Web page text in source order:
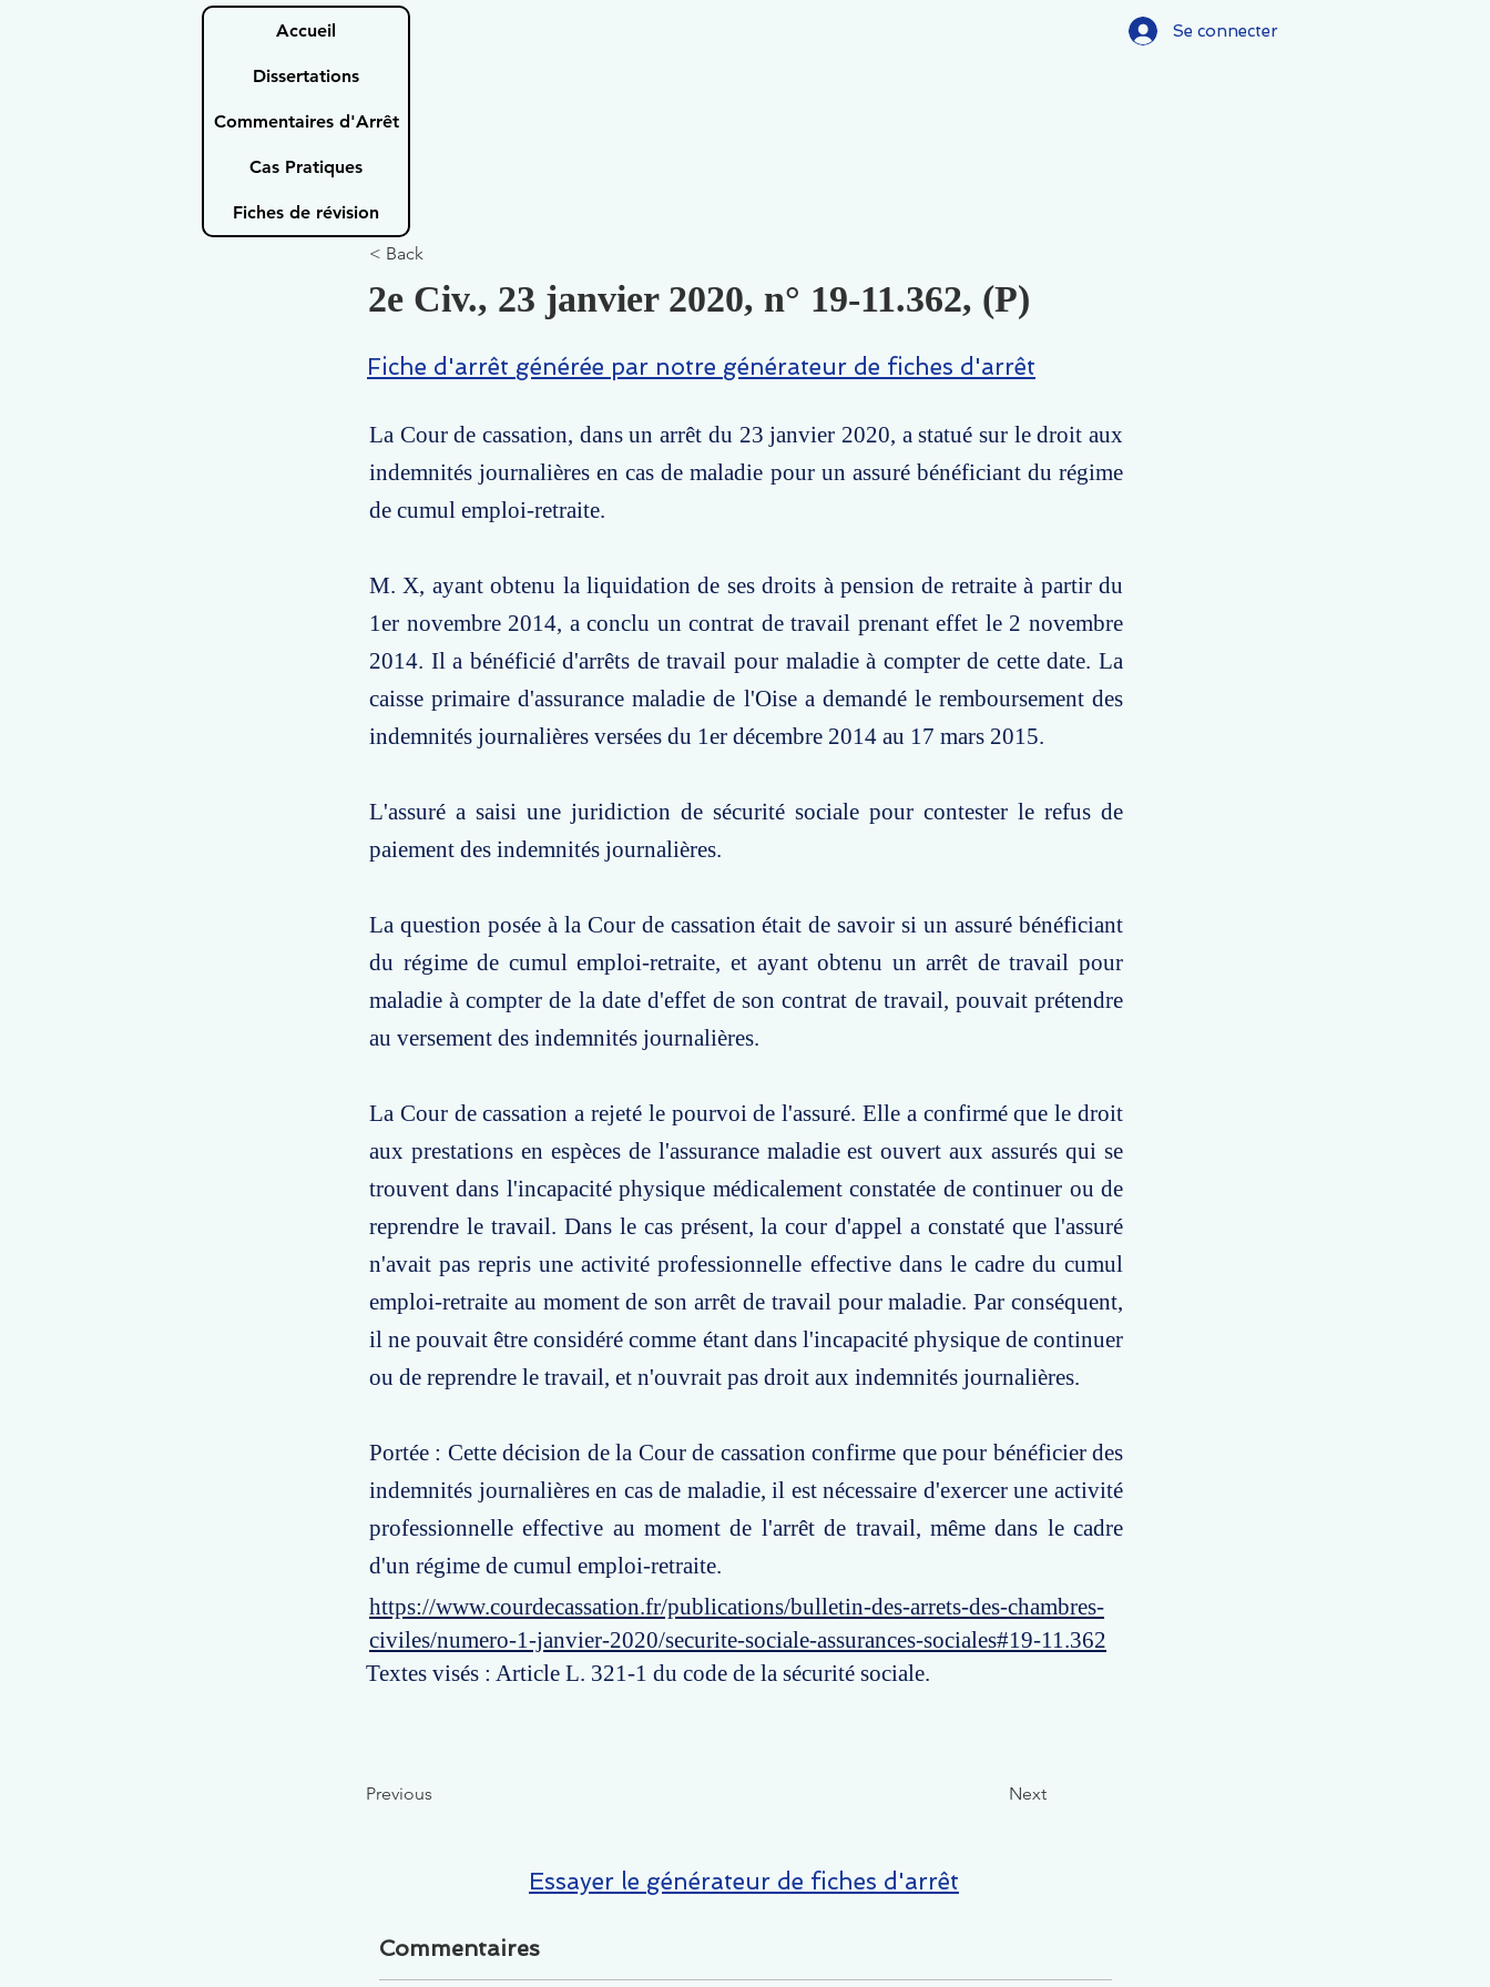
Accueil
Dissertations
Commentaires d'Arrêt
Cas Pratiques
Fiches de révision
Se connecter
< Back
2e Civ., 23 janvier 2020, n° 19-11.362, (P)
Fiche d'arrêt générée par notre générateur de fiches d'arrêt
La Cour de cassation, dans un arrêt du 23 janvier 2020, a statué sur le droit aux
indemnités journalières en cas de maladie pour un assuré bénéficiant du régime
de cumul emploi-retraite.
M. X, ayant obtenu la liquidation de ses droits à pension de retraite à partir du
1er novembre 2014, a conclu un contrat de travail prenant effet le 2 novembre
2014. Il a bénéficié d'arrêts de travail pour maladie à compter de cette date. La
caisse primaire d'assurance maladie de l'Oise a demandé le remboursement des
indemnités journalières versées du 1er décembre 2014 au 17 mars 2015.
L'assuré a saisi une juridiction de sécurité sociale pour contester le refus de
paiement des indemnités journalières.
La question posée à la Cour de cassation était de savoir si un assuré bénéficiant
du régime de cumul emploi-retraite, et ayant obtenu un arrêt de travail pour
maladie à compter de la date d'effet de son contrat de travail, pouvait prétendre
au versement des indemnités journalières.
La Cour de cassation a rejeté le pourvoi de l'assuré. Elle a confirmé que le droit
aux prestations en espèces de l'assurance maladie est ouvert aux assurés qui se
trouvent dans l'incapacité physique médicalement constatée de continuer ou de
reprendre le travail. Dans le cas présent, la cour d'appel a constaté que l'assuré
n'avait pas repris une activité professionnelle effective dans le cadre du cumul
emploi-retraite au moment de son arrêt de travail pour maladie. Par conséquent,
il ne pouvait être considéré comme étant dans l'incapacité physique de continuer
ou de reprendre le travail, et n'ouvrait pas droit aux indemnités journalières.
Portée : Cette décision de la Cour de cassation confirme que pour bénéficier des
indemnités journalières en cas de maladie, il est nécessaire d'exercer une activité
professionnelle effective au moment de l'arrêt de travail, même dans le cadre
d'un régime de cumul emploi-retraite.
https://www.courdecassation.fr/publications/bulletin-des-arrets-des-chambres-
civiles/numero-1-janvier-2020/securite-sociale-assurances-sociales#19-11.362
Textes visés : Article L. 321-1 du code de la sécurité sociale.
Previous Next
Essayer le générateur de fiches d'arrêt
Commentaires